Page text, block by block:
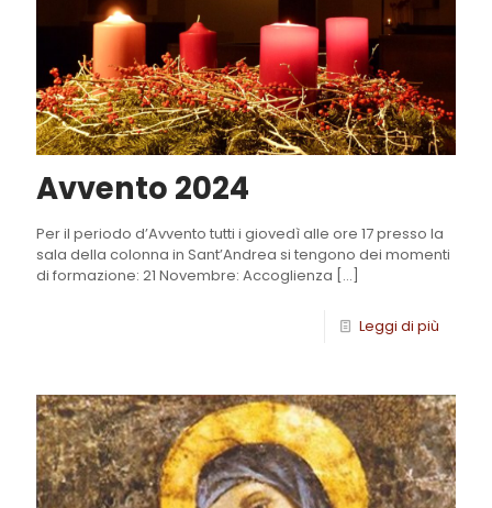
Avvento 2024
Per il periodo d’Avvento tutti i giovedì alle ore 17 presso la
sala della colonna in Sant’Andrea si tengono dei momenti
di formazione: 21 Novembre: Accoglienza […]
Leggi di più